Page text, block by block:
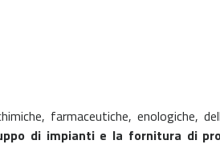
farmaceutiche, enologiche,
di impianti e la fornitura di